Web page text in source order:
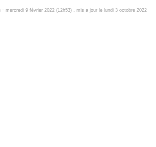
- mercredi 9 février 2022 (12h53) , mis a jour le lundi 3 octobre 2022